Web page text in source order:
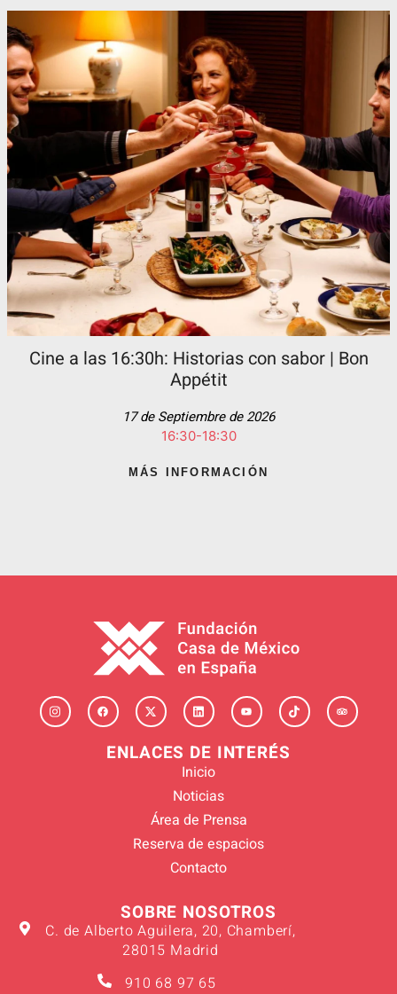
Cine a las 16:30h: Historias con sabor | Bon
Appétit
17 de Septiembre de 2026
16:30-18:30
MÁS INFORMACIÓN
ENLACES DE INTERÉS
Inicio
Noticias
Área de Prensa
Reserva de espacios
Contacto
SOBRE NOSOTROS
C. de Alberto Aguilera, 20, Chamberí,
28015 Madrid
910 68 97 65